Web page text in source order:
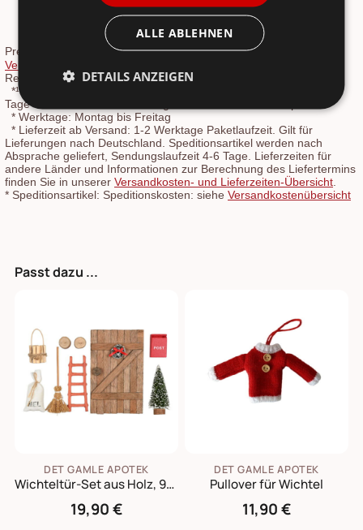
Preise inkl. 19 % MwSt.,Versandkostensiehe
Versandkostenübersicht
Retourenportal möglich.
*¹vorher: Entspricht dem niedrigsten Gesamtpreis der letzten 30
Tage vor der Preisherabsetzung in unserem Online-Shop.
* Werktage: Montag bis Freitag
* Lieferzeit ab Versand: 1-2 Werktage Paketlaufzeit. Gilt für
Lieferungen nach Deutschland. Speditionsartikel werden nach
Absprache geliefert, Sendungslaufzeit 4-6 Tage. Lieferzeiten für
andere Länder und Informationen zur Berechnung des Liefertermins
finden Sie in unserer Versandkosten- und Lieferzeiten-Übersicht.
* Speditionsartikel: Speditionskosten: siehe Versandkostenübersicht
Passt dazu ...
DET GAMLE APOTEK
Wichteltür-Set aus Holz, 9-teilig mit Zubehör
19,90 €
DET GAMLE APOTEK
Pullover für Wichtel
11,90 €
ALLE ABLEHNEN
DETAILS ANZEIGEN